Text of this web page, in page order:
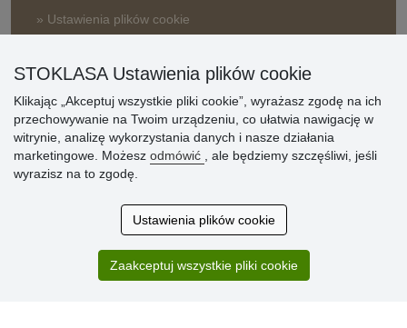
» Ustawienia plików cookie
» Zasady przetwarzania danych osobowych
» Sposób dostawy i płatności
» Reklamacje
» Dlaczego należy się zarejestrować?
» Najczęściej zadawane pytania
klientów
STOKLASA Ustawienia plików cookie
Klikając „Akceptuj wszystkie pliki cookie”, wyrażasz zgodę na ich
przechowywanie na Twoim urządzeniu, co ułatwia nawigację w
witrynie, analizę wykorzystania danych i nasze działania
marketingowe. Możesz odmówić
, ale będziemy szczęśliwi, jeśli
wyrazisz na to zgodę.
Ustawienia plików cookie
Zaakceptuj wszystkie pliki cookie